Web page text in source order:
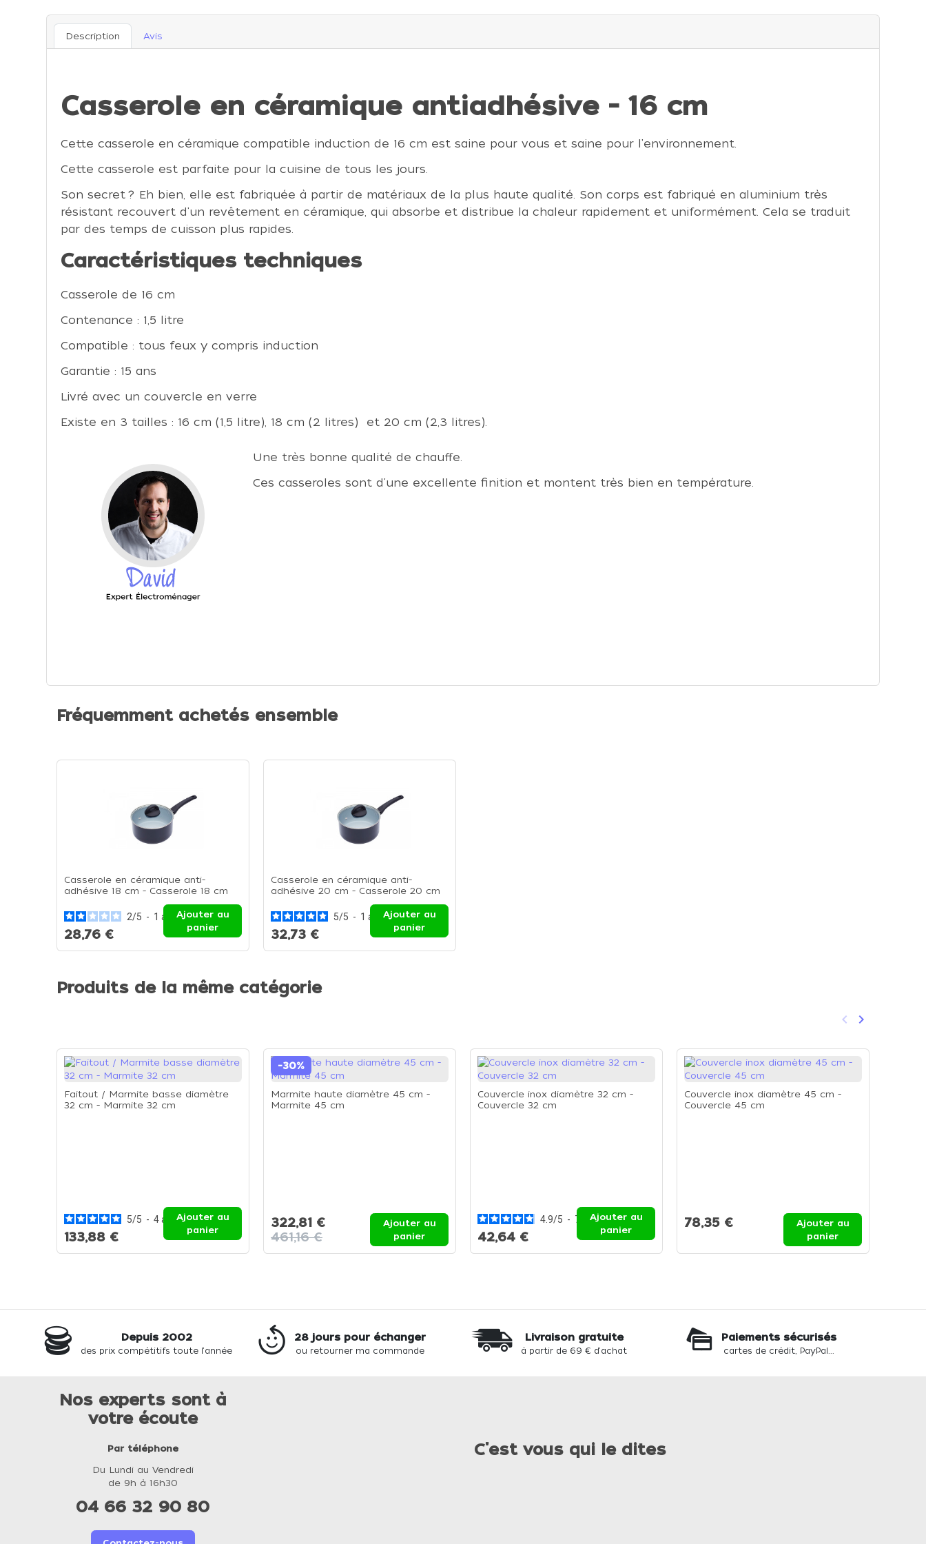
Description Avis
Casserole en céramique antiadhésive - 16 cm
Cette casserole en céramique compatible induction de 16 cm est saine pour vous et saine pour l'environnement.
Cette casserole est parfaite pour la cuisine de tous les jours.
Son secret ? Eh bien, elle est fabriquée à partir de matériaux de la plus haute qualité. Son corps est fabriqué en aluminium très
résistant recouvert d'un revêtement en céramique, qui absorbe et distribue la chaleur rapidement et uniformément. Cela se traduit
par des temps de cuisson plus rapides.
Caractéristiques techniques
Casserole de 16 cm
Contenance : 1,5 litre
Compatible : tous feux y compris induction
Garantie : 15 ans
Livré avec un couvercle en verre
Existe en 3 tailles : 16 cm (1,5 litre), 18 cm (2 litres) et 20 cm (2,3 litres).
Une très bonne qualité de chauffe.
Ces casseroles sont d'une excellente finition et montent très bien en température.
Fréquemment achetés ensemble
Casserole en céramique anti-
adhésive 18 cm - Casserole 18 cm
2/5 - 1 avis
28,76 €
Ajouter au
panier
Casserole en céramique anti-
adhésive 20 cm - Casserole 20 cm
5/5 - 1 avis
32,73 €
Ajouter au
panier
Produits de la même catégorie
Précédent
keyboard_arrow_left Suivant
keyboard_arrow_right
Faitout / Marmite basse diamètre
32 cm - Marmite 32 cm
5/5 - 4avis
133,88 €
Ajouter au
panier
-30%
Marmite haute diamètre 45 cm -
Marmite 45 cm
322,81 €
461,16 €
Ajouter au
panier
Couvercle inox diamètre 32 cm -
Couvercle 32 cm
4.9/5 - 7 avis
42,64 €
Ajouter au
panier
Couvercle inox diamètre 45 cm -
Couvercle 45 cm
78,35 €
Ajouter au
panier
Depuis 2002
des prix compétitifs toute l'année
28 jours pour échanger
ou retourner ma commande
Livraison gratuite
à partir de 69 € d'achat
Paiements sécurisés
cartes de crédit, PayPal...
Nos experts sont à
votre écoute
Par téléphone
Du Lundi au Vendredi
de 9h à 16h30
04 66 32 90 80
C'est vous qui le dites